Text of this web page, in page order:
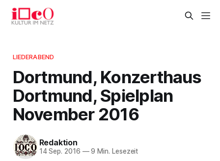
LIEDERABEND
Dortmund, Konzerthaus
Dortmund, Spielplan
November 2016
Redaktion
14 Sep. 2016 —9 Min. Lesezeit